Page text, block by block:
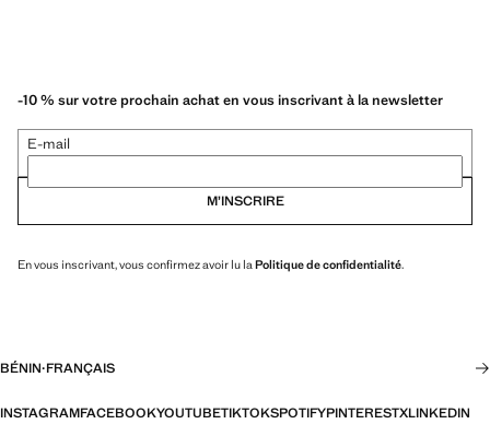
-10 % sur votre prochain achat en vous inscrivant à la newsletter
E-mail
M’INSCRIRE
En vous inscrivant, vous confirmez avoir lu la Politique de confidentialité.
BÉNIN·FRANÇAIS
INSTAGRAMFACEBOOKYOUTUBETIKTOKSPOTIFYPINTERESTXLINKEDIN